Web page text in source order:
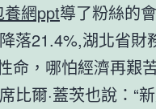
養網ppt導了粉絲的
落21.4%,湖北省財
命，哪怕經濟再艱
比爾·蓋茨也說：“